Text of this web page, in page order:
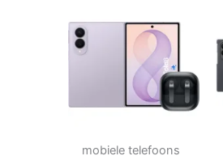
mobiele telefoons